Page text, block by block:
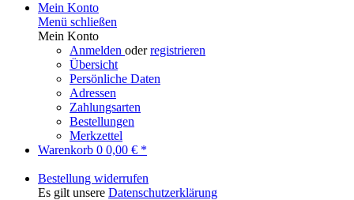
Mein Konto
Menü schließen
Mein Konto
Anmelden oderregistrieren
Übersicht
Persönliche Daten
Adressen
Zahlungsarten
Bestellungen
Merkzettel
Warenkorb 0 0,00 € *
Bestellung widerrufen
Es gilt unsere Datenschutzerklärung